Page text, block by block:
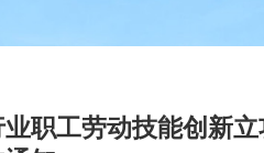
职工劳动技能创新